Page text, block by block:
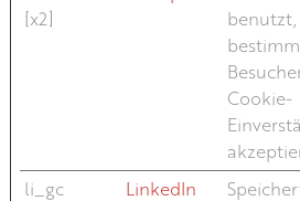
[x2]
benutzt,
Cookie-
li_gc LinkedIn